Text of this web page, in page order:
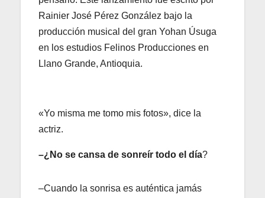
Rainier José Pérez González bajo la
producción musical del gran Yohan Úsuga
en los estudios Felinos Producciones en
Llano Grande, Antioquia.
«Yo misma me tomo mis fotos», dice la
actriz.
–¿No se cansa de sonreír todo el día?
–Cuando la sonrisa es auténtica jamás